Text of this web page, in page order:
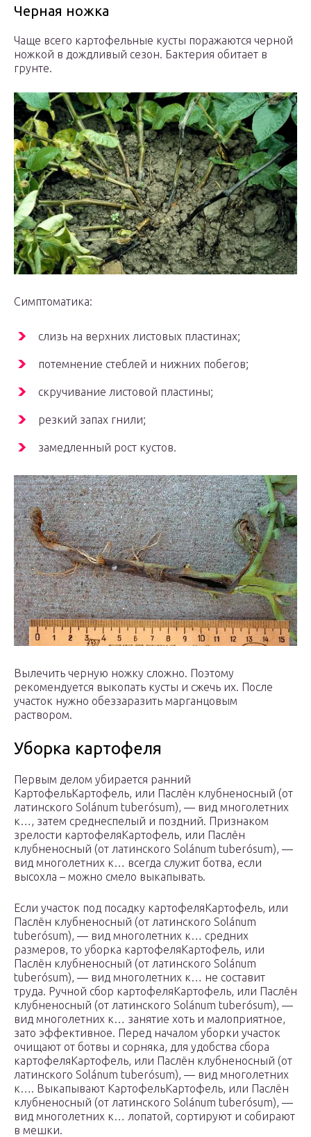
Черная ножка
Чаще всего картофельные кусты поражаются черной
ножкой в дождливый сезон. Бактерия обитает в
грунте.
Симптоматика:
слизь на верхних листовых пластинах;
потемнение стеблей и нижних побегов;
скручивание листовой пластины;
резкий запах гнили;
замедленный рост кустов.
Вылечить черную ножку сложно. Поэтому
рекомендуется выкопать кусты и сжечь их. После
участок нужно обеззаразить марганцовым
раствором.
Уборка картофеля
Первым делом убирается ранний
КартофельКартофель, или Паслён клубненосный (от
латинского Solánum tuberósum), — вид многолетних
к…, затем среднеспелый и поздний. Признаком
зрелости картофеляКартофель, или Паслён
клубненосный (от латинского Solánum tuberósum), —
вид многолетних к… всегда служит ботва, если
высохла – можно смело выкапывать.
Если участок под посадку картофеляКартофель, или
Паслён клубненосный (от латинского Solánum
tuberósum), — вид многолетних к… средних
размеров, то уборка картофеляКартофель, или
Паслён клубненосный (от латинского Solánum
tuberósum), — вид многолетних к… не составит
труда. Ручной сбор картофеляКартофель, или Паслён
клубненосный (от латинского Solánum tuberósum), —
вид многолетних к… занятие хоть и малоприятное,
зато эффективное. Перед началом уборки участок
очищают от ботвы и сорняка, для удобства сбора
картофеляКартофель, или Паслён клубненосный (от
латинского Solánum tuberósum), — вид многолетних
к…. Выкапывают КартофельКартофель, или Паслён
клубненосный (от латинского Solánum tuberósum), —
вид многолетних к… лопатой, сортируют и собирают
в мешки.